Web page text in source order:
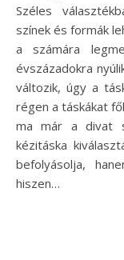
Széles
színek és formák
a számára
évszázadokra
változik, úgy a
régen a táskákat
ma már a divat
kézitáska
befolyásolja,
hiszen…